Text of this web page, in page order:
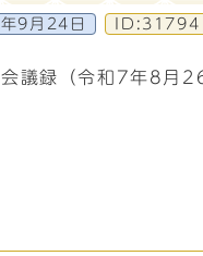
9月24日 ID:31794
議録（令和7年8月